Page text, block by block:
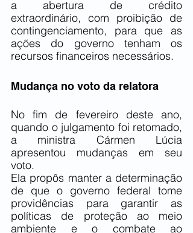
a abertura de crédito
extraordinário, com proibição de
contingenciamento, para que as
ações do governo tenham os
recursos financeiros necessários.
Mudança no voto da relatora
No fim de fevereiro deste ano,
quando o julgamento foi retomado,
a ministra Cármen Lúcia
apresentou mudanças em seu
voto.
Ela propôs manter a determinação
de que o governo federal tome
providências para garantir as
políticas de proteção ao meio
ambiente e o combate ao